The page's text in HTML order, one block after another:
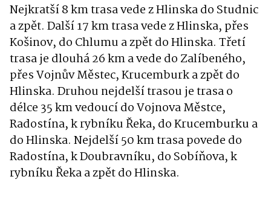
Nejkratší 8 km trasa vede z Hlinska do Studnic
a zpět. Další 17 km trasa vede z Hlinska, přes
Košinov, do Chlumu a zpět do Hlinska. Třetí
trasa je dlouhá 26 km a vede do Zalíbeného,
přes Vojnův Městec, Krucemburk a zpět do
Hlinska. Druhou nejdelší trasou je trasa o
délce 35 km vedoucí do Vojnova Městce,
Radostína, k rybníku Řeka, do Krucemburku a
do Hlinska. Nejdelší 50 km trasa povede do
Radostína, k Doubravníku, do Sobíňova, k
rybníku Řeka a zpět do Hlinska.